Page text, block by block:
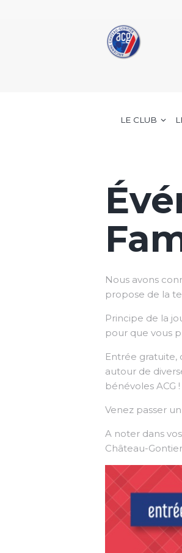
LE CLUB
Nous avons
propose de la
Principe de la
pour que vous
Entrée
autour de
bénévoles ACG !
Venez passer
A noter dans
Château-